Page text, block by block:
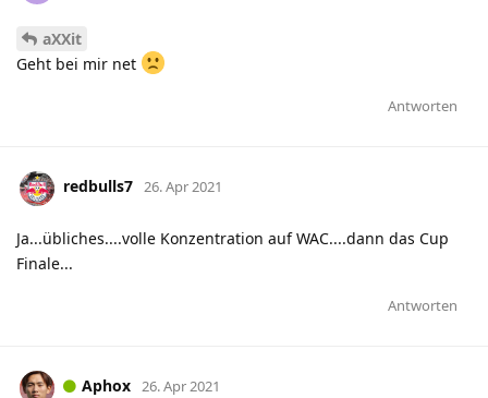
aXXit
Geht bei mir net
Antworten
redbulls7 26. Apr 2021
Ja...übliches....volle Konzentration auf WAC....dann das Cup
Finale...
Antworten
Aphox 26. Apr 2021